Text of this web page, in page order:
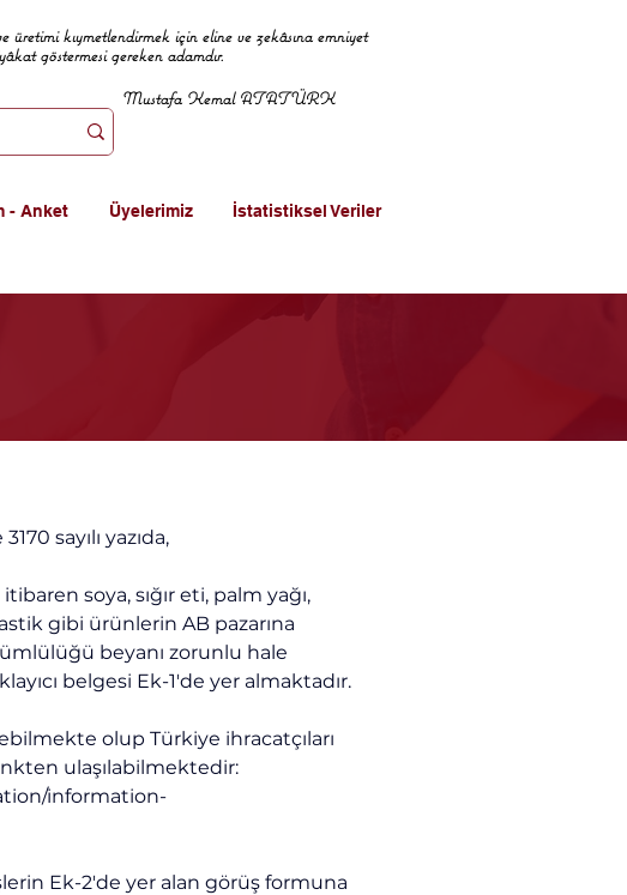
üretimi kıymetlendirmek için eline ve zekâsına emniyet
göstermesi gereken adamdır.
Mustafa Kemal ATATÜRK
- Anket Üyelerimiz İstatistiksel Veriler
sayılı yazıda,
soya, sığır eti, palm yağı,
gibi ürünlerin AB pazarına
beyanı zorunlu hale
belgesi Ek-1'de yer almaktadır.
olup Türkiye ihracatçıları
ulaşılabilmektedir:
information-
Ek-2'de yer alan görüş formuna